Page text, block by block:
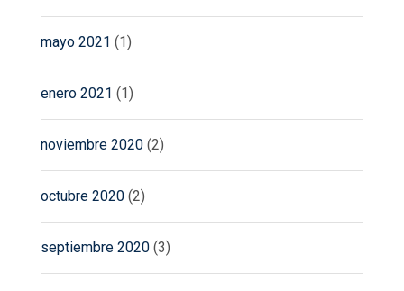
mayo 2021 (1)
enero 2021 (1)
noviembre 2020 (2)
octubre 2020 (2)
septiembre 2020 (3)